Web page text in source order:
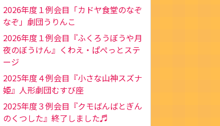
2026年度１例会目「カドヤ食堂のなぞ
なぞ」劇団うりんこ
2026年度１例会目『ふくろうぼうや月
夜のぼうけん』くわえ・ぱぺっとステ
ージ
2025年度４例会目『小さな山神スズナ
姫』人形劇団むすび座
2025年度３例会目『クモばんばとぎん
のくつした』終了しました♬